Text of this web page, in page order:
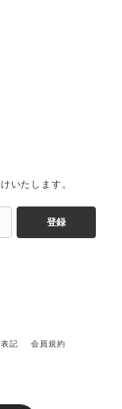
いたします。
登録
記 会員規約